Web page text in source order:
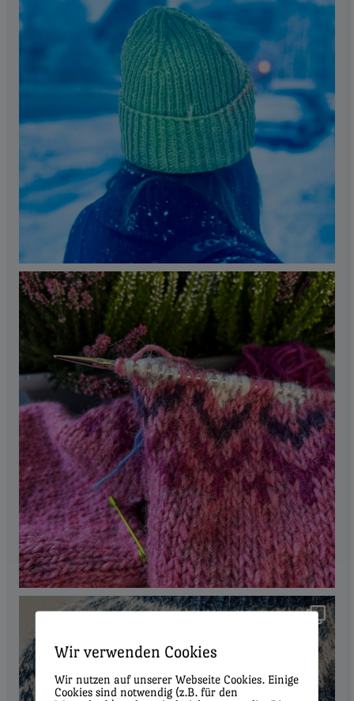
Wir verwenden Cookies
Wir nutzen auf unserer Webseite Cookies. Einige
Cookies sind notwendig (z.B. für den